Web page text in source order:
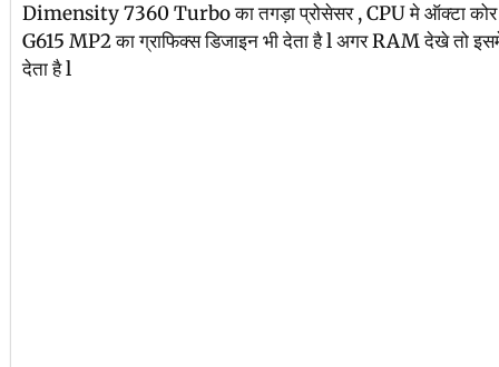
Dimensity 7360 Turbo का तगड़ा प्रोसेसर , CPU मे ऑक्टा कोर
G615 MP2 का ग्राफिक्स डिजाइन भी देता है l अगर RAM देखे तो
देता है l